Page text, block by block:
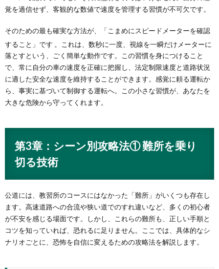
覚を過信せず、客観的な数値で速度を管理する習慣が不可欠です。
そのための最も確実な方法が、「こまめにスピードメーターを確認
すること」です 。これは、数秒に一度、視線を一瞬だけメーターに
落とすという、ごく簡単な動作です。この習慣を身につけること
で、常に自分の車の速度を正確に把握し、法定制限速度と道路状況
に適した安全な速度を維持することができます。感覚に頼る運転か
ら、事実に基づいて制御する運転へ。この小さな習慣が、あなたを
大きな危険から守ってくれます。
第3章：シーン別攻略法① 難所を乗り
切る技術
公道には、教習所のコースにはなかった「難所」がいくつも存在し
ます。高速道路への合流や狭い道でのすれ違いなど、多くの初心者
が不安を感じる場面です。しかし、これらの難所も、正しい手順と
コツを知っていれば、恐れるに足りません。ここでは、具体的なシ
ナリオごとに、恐怖を自信に変えるための攻略法を解説します。